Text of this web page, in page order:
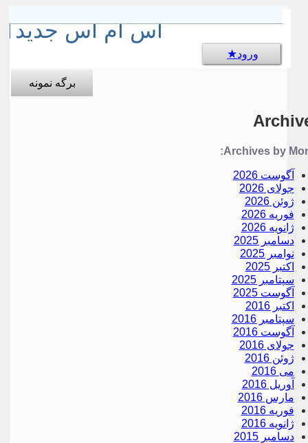
اس ام اس جدید
ورود
برگه نمونه
Archives by
آگوست 2026
جولای 2026
ژوئن 2026
فوریه 2026
ژانویه 2026
دسامبر 2025
نوامبر 2025
اکتبر 2025
سپتامبر 2025
آگوست 2025
اکتبر 2016
سپتامبر 2016
آگوست 2016
جولای 2016
ژوئن 2016
می 2016
آوریل 2016
مارس 2016
فوریه 2016
ژانویه 2016
دسامبر 2015